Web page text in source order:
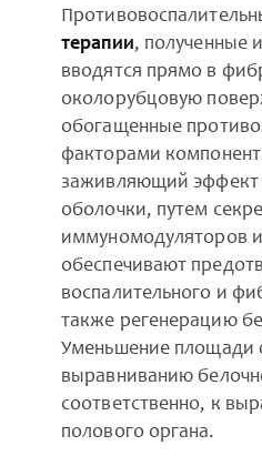
терапии, полученные
вводятся прямо в
околорубцовую
обогащенные
факторами
заживляющий эффект
оболочки, путем
иммуномодуляторов
обеспечивают
воспалительного и
также регенерацию
Уменьшение площади
выравниванию
соответственно, к
полового органа.